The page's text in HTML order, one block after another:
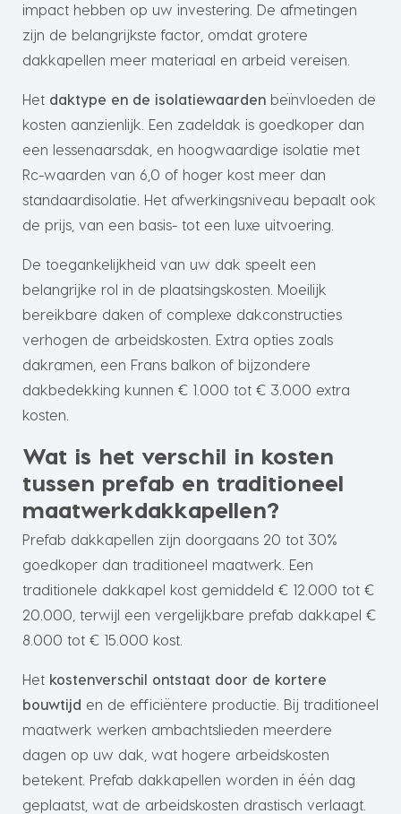
impact hebben op uw investering. De afmetingen
zijn de belangrijkste factor, omdat grotere
dakkapellen meer materiaal en arbeid vereisen.
Het daktype en de isolatiewaarden beïnvloeden de
kosten aanzienlijk. Een zadeldak is goedkoper dan
een lessenaarsdak, en hoogwaardige isolatie met
Rc-waarden van 6,0 of hoger kost meer dan
standaardisolatie. Het afwerkingsniveau bepaalt ook
de prijs, van een basis- tot een luxe uitvoering.
De toegankelijkheid van uw dak speelt een
belangrijke rol in de plaatsingskosten. Moeilijk
bereikbare daken of complexe dakconstructies
verhogen de arbeidskosten. Extra opties zoals
dakramen, een Frans balkon of bijzondere
dakbedekking kunnen € 1.000 tot € 3.000 extra
kosten.
Wat is het verschil in kosten
tussen prefab en traditioneel
maatwerkdakkapellen?
Prefab dakkapellen zijn doorgaans 20 tot 30%
goedkoper dan traditioneel maatwerk. Een
traditionele dakkapel kost gemiddeld € 12.000 tot €
20.000, terwijl een vergelijkbare prefab dakkapel €
8.000 tot € 15.000 kost.
Het kostenverschil ontstaat door de kortere
bouwtijd en de efficiëntere productie. Bij traditioneel
maatwerk werken ambachtslieden meerdere
dagen op uw dak, wat hogere arbeidskosten
betekent. Prefab dakkapellen worden in één dag
geplaatst, wat de arbeidskosten drastisch verlaagt.